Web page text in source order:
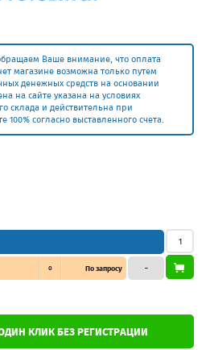
Ваше внимание, что оплата
магазине возможна только путем
денежных средств на основании
на сайте указана на условиях
склада и действительна при
100% согласно выставленного счета.
0 По запросу –
КЛИК БЕЗ РЕГИСТРАЦИИ